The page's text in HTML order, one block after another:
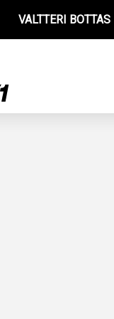
VALTTERI BOTTAS